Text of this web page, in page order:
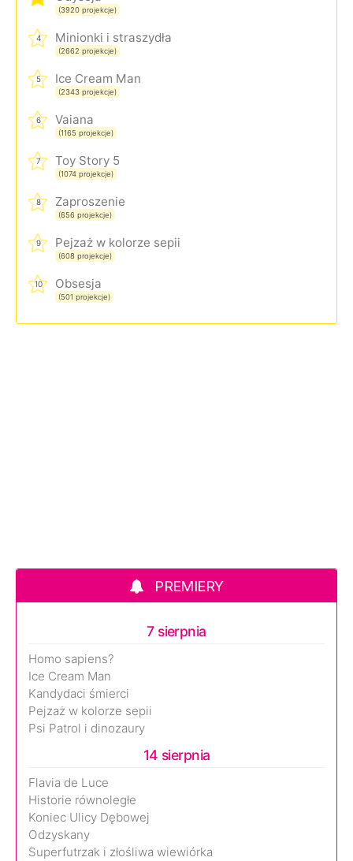
(3920 projekcje)
4 Minionki i straszydła
(2662 projekcje)
5 Ice Cream Man
(2343 projekcje)
6 Vaiana
(1165 projekcje)
7 Toy Story 5
(1074 projekcje)
8 Zaproszenie
(656 projekcje)
9 Pejzaż w kolorze sepii
(608 projekcje)
10 Obsesja
(501 projekcje)
PREMIERY
7 sierpnia
Homo sapiens?
Ice Cream Man
Kandydaci śmierci
Pejzaż w kolorze sepii
Psi Patrol i dinozaury
14 sierpnia
Flavia de Luce
Historie równoległe
Koniec Ulicy Dębowej
Odzyskany
Superfutrzak i złośliwa wiewiórka